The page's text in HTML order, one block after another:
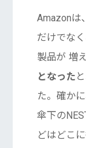
Amazonは
だけでな
製品が 増
となった
た。確か
傘下の
どはどこ